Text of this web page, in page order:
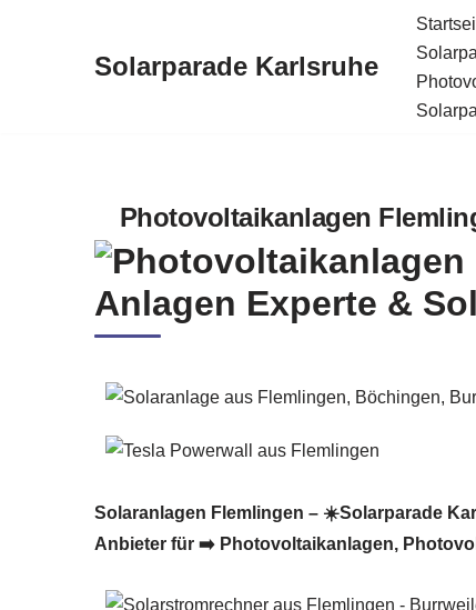
Solarparade Karlsruhe
Photovoltaikanlagen
Solaranlagen Flemlingen – ☀️Solarparade
Anbieter für ➡️ Photovoltaikanlagen,